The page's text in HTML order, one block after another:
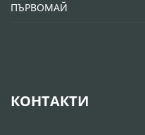
ПЪРВОМАЙ
КОНТАКТИ